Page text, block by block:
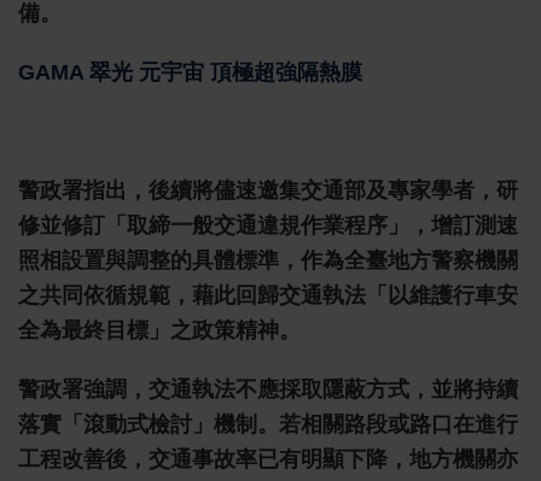
備。
GAMA 翠光 元宇宙 頂極超強隔熱膜
警政署指出，後續將儘速邀集交通部及專家學者，研
修並修訂「取締一般交通違規作業程序」，增訂測速
照相設置與調整的具體標準，作為全臺地方警察機關
之共同依循規範，藉此回歸交通執法「以維護行車安
全為最終目標」之政策精神。
警政署強調，交通執法不應採取隱蔽方式，並將持續
落實「滾動式檢討」機制。若相關路段或路口在進行
工程改善後，交通事故率已有明顯下降，地方機關亦